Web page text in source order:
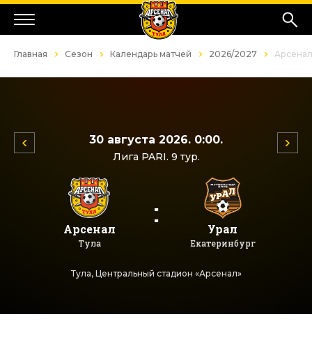
Главная Сезон Календарь матчей 2026/2027
30 августа 2026. 0:00.
Лига PARI. 9 тур.
Арсенал
Тула
: Урал
Екатеринбург
Тула, Центральный стадион «Арсенал»